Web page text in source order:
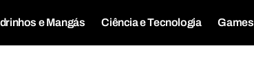
e Mangás Ciência e Tecnologia Games